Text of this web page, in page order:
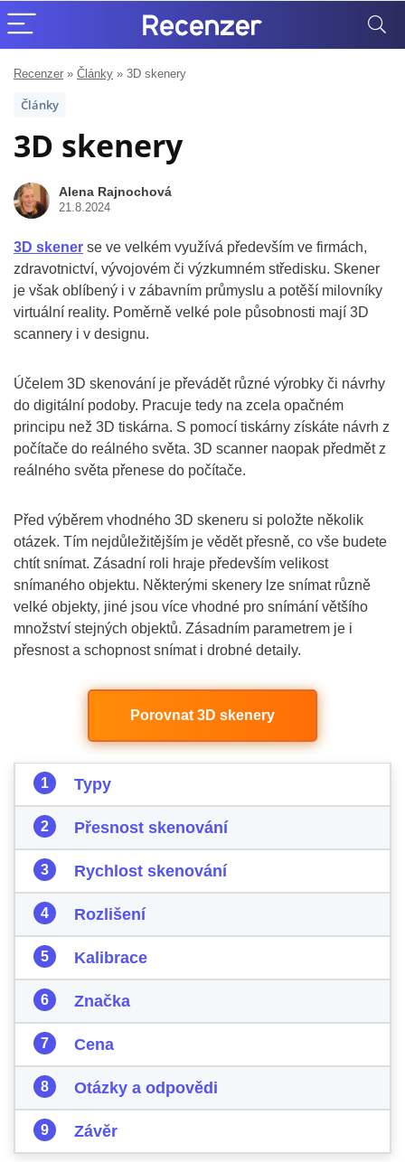
Recenzer » Články » 3D skenery
Články
3D skenery
Alena Rajnochová
21.8.2024
3D skener se ve velkém využívá především ve firmách,
zdravotnictví, vývojovém či výzkumném středisku. Skener
je však oblíbený i v zábavním průmyslu a potěší milovníky
virtuální reality. Poměrně velké pole působnosti mají 3D
scannery i v designu.
Účelem 3D skenování je převádět různé výrobky či návrhy
do digitální podoby. Pracuje tedy na zcela opačném
principu než 3D tiskárna. S pomocí tiskárny získáte návrh z
počítače do reálného světa. 3D scanner naopak předmět z
reálného světa přenese do počítače.
Před výběrem vhodného 3D skeneru si položte několik
otázek. Tím nejdůležitějším je vědět přesně, co vše budete
chtít snímat. Zásadní roli hraje především velikost
snímaného objektu. Některými skenery lze snímat různě
velké objekty, jiné jsou více vhodné pro snímání většího
množství stejných objektů. Zásadním parametrem je i
přesnost a schopnost snímat i drobné detaily.
Porovnat 3D skenery
Typy
Přesnost skenování
Rychlost skenování
Rozlišení
Kalibrace
Značka
Cena
Otázky a odpovědi
Závěr